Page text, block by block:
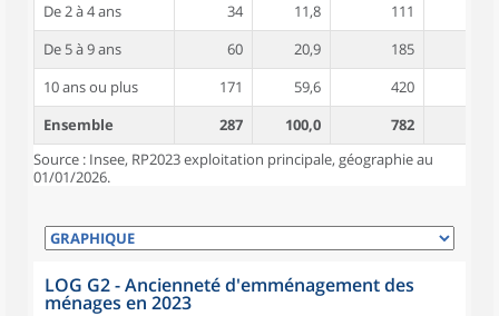
De 2 à 4 ans 34 11,8 111
De 5 à 9 ans
60 20,9 185
10 ans ou plus
171 59,6 420
Ensemble
287 100,0 782
Source : Insee, RP2023 exploitation principale, géographie au
01/01/2026.
LOG G2 - Ancienneté d'emménagement des
ménages en 2023